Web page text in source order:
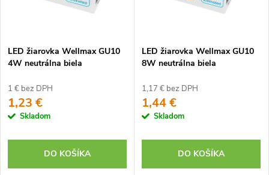
LED žiarovka Wellmax GU10
4W neutrálna biela
1 € bez DPH
1,23 €
Skladom
DO KOŠÍKA
LED žiarovka Wellmax GU10
8W neutrálna biela
1,17 € bez DPH
1,44 €
Skladom
DO KOŠÍKA